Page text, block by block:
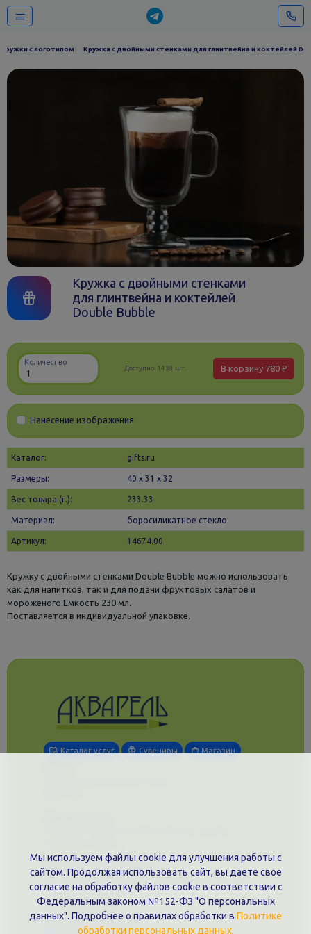
Кружки с логотипом Кружка с двойными стенками для глинтвейна и коктейлей
Кружка с двойными стенками
для глинтвейна и коктейлей
Double Bubble
Количество
Доступно: 1438 шт. В корзину 780 ₽
Нанесение изображения
Каталог: gifts.ru
Размеры: 40 х 31 x 32
Вес товара (г.): 233.33
Материал: боросиликатное стекло
Артикул: 14674.00
Кружку с двойными стенками Double Bubble можно использовать
как для напитков, так и для подачи фруктовых салатов и
мороженого.Емкость 230 мл.
Поставляется в индивидуальной упаковке.
Каталог услуг Сувениры Магазин
Контакты филиала
г. Краснодар, ул. Шоссе Нефтяников, 28, оф. 51
+7 (861)202-09-02
+7 (909)466-00-16
9457070@krd-print.ru
Мы используем файлы cookie для улучшения работы с
сайтом. Продолжая использовать сайт, вы даете свое
согласие на обработку файлов cookie в соответствии с
Федеральным законом №152-ФЗ "О персональных
данных". Подробнее о правилах обработки в Политике
обработки персональных данных.